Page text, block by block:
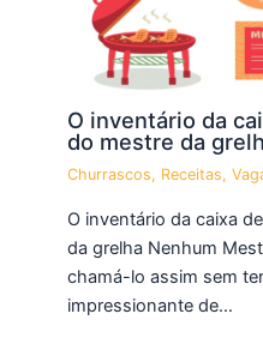
O inventário da
do mestre da
Churrascos, Receitas,
O inventário da caixa
da grelha Nenhum
chamá-lo assim sem
impressionante de…